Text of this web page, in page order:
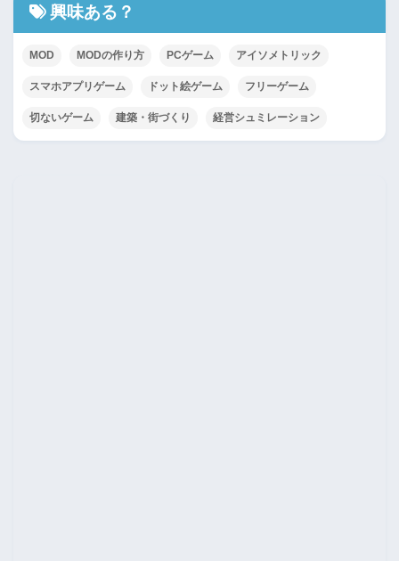
興味ある？
MOD MODの作り方 PCゲーム アイソメトリック
スマホアプリゲーム ドット絵ゲーム フリーゲーム
切ないゲーム 建築・街づくり 経営シュミレーション